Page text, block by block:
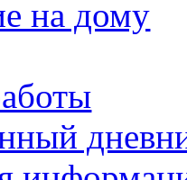
на дому